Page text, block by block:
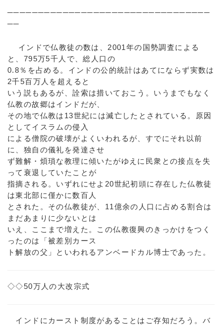
─────────────────────────────────
──
インドで仏教徒の数は、2001年の国勢調査による
と、795万5千人で、総人口の
0.8％を占める。インドの公的統計はあてにならず実数は
2千5百万人を超えると
いう説もあるが、詮索は措いておこう。いうまでもなく
仏教の故郷はインドだが、
その地で仏教は13世紀には滅亡したとされている。原因
としてイスラムの侵入
による僧院の破壊がよくいわれるが、すでにそれ以前
に、独自の儀礼を発達させ
ず難解・煩瑣な教理に傾いたがゆえに民衆との接点を失
って衰退していたことが
指摘される。いずれにせよ20世紀初頭に存在した仏教徒
は東北部に僅かに数百人
とされた。その仏教徒が、11億余の人口に占める割合は
まだあまりに少ないとは
いえ、ここまで増えた。この仏教復興のきっかけをつく
ったのは「被差別カース
ト解放の父」といわれるアンベードカル博士であった。
◇◇50万人の大改宗式
インドにカースト制度があることはご存知だろう。バ